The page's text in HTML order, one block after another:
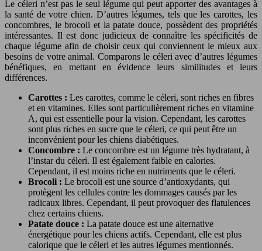
Le céleri n’est pas le seul légume qui peut apporter des avantages à
la santé de votre chien. D’autres légumes, tels que les carottes, les
concombres, le brocoli et la patate douce, possèdent des propriétés
intéressantes. Il est donc judicieux de connaître les spécificités de
chaque légume afin de choisir ceux qui conviennent le mieux aux
besoins de votre animal. Comparons le céleri avec d’autres légumes
bénéfiques, en mettant en évidence leurs similitudes et leurs
différences.
Carottes : Les carottes, comme le céleri, sont riches en fibres
et en vitamines. Elles sont particulièrement riches en vitamine
A, qui est essentielle pour la vision. Cependant, les carottes
sont plus riches en sucre que le céleri, ce qui peut être un
inconvénient pour les chiens diabétiques.
Concombre : Le concombre est un légume très hydratant, à
l’instar du céleri. Il est également faible en calories.
Cependant, il est moins riche en nutriments que le céleri.
Brocoli : Le brocoli est une source d’antioxydants, qui
protègent les cellules contre les dommages causés par les
radicaux libres. Cependant, il peut provoquer des flatulences
chez certains chiens.
Patate douce : La patate douce est une alternative
énergétique pour les chiens actifs. Cependant, elle est plus
calorique que le céleri et les autres légumes mentionnés.